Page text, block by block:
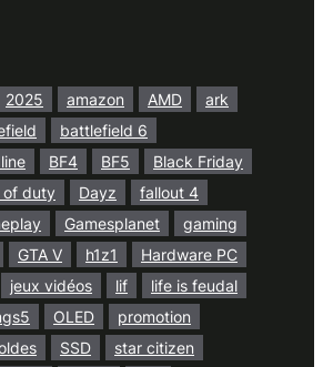
2025 amazon AMD
ark
battlefield 6
BF4 BF5
Black Friday
of duty Dayz
fallout 4
Gamesplanet
gaming
GTA V h1z1
Hardware PC
jeux vidéos lif
life is feudal
OLED
promotion
SSD
star citizen